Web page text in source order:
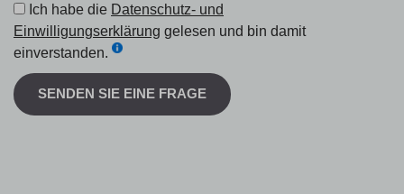
Ich habe die Datenschutz- und
Einwilligungserklärung gelesen und bin damit
einverstanden.
SENDEN SIE EINE FRAGE